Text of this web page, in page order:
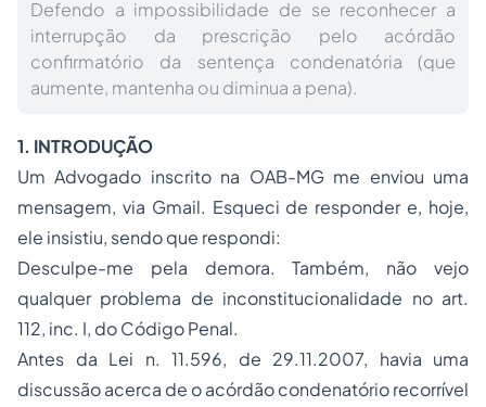
Defendo a impossibilidade de se reconhecer a
interrupção da prescrição pelo acórdão
confirmatório da sentença condenatória (que
aumente, mantenha ou diminua a pena).
1. INTRODUÇÃO
Um Advogado inscrito na OAB-MG me enviou uma
mensagem, via Gmail. Esqueci de responder e, hoje,
ele insistiu, sendo que respondi:
Desculpe-me pela demora. Também, não vejo
qualquer problema de inconstitucionalidade no art.
112, inc. I, do Código Penal.
Antes da Lei n. 11.596, de 29.11.2007, havia uma
discussão acerca de o acórdão condenatório recorrível